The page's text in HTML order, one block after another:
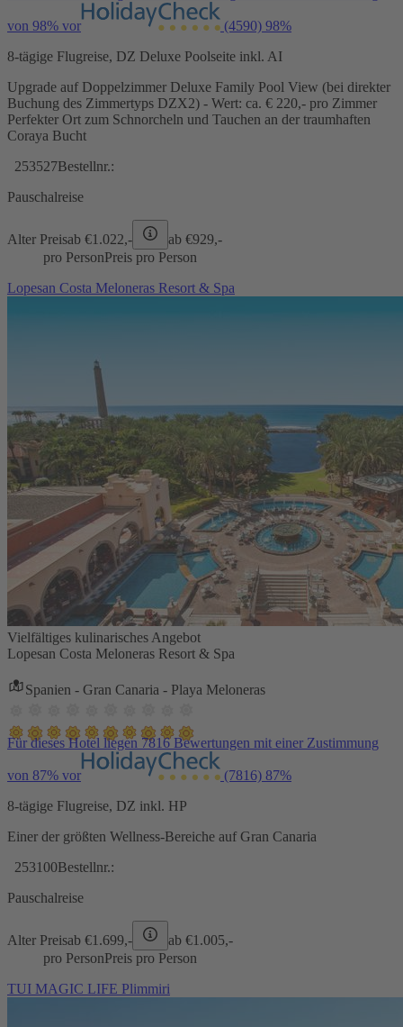
von 98% vor (4590) 98%
8-tägige Flugreise, DZ Deluxe Poolseite inkl. AI
Upgrade auf Doppelzimmer Deluxe Family Pool View (bei direkter
Buchung des Zimmertyps DZX2) - Wert: ca. € 220,- pro Zimmer
Perfekter Ort zum Schnorcheln und Tauchen an der traumhaften
Coraya Bucht
253527Bestellnr.:
Pauschalreise
Alter Preisab €1.022,- ab €929,-
pro PersonPreis pro Person
Lopesan Costa Meloneras Resort & Spa
Vielfältiges kulinarisches Angebot
Lopesan Costa Meloneras Resort & Spa
Spanien - Gran Canaria - Playa Meloneras
Für dieses Hotel liegen 7816 Bewertungen mit einer Zustimmung
von 87% vor (7816) 87%
8-tägige Flugreise, DZ inkl. HP
Einer der größten Wellness-Bereiche auf Gran Canaria
253100Bestellnr.:
Pauschalreise
Alter Preisab €1.699,- ab €1.005,-
pro PersonPreis pro Person
TUI MAGIC LIFE Plimmiri